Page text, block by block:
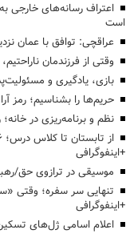
اعتراف رسانه‌های
است
عراقچی: توافق با عمان نزدیک است/
وقتی از فرزندمان
بازی، یادگیری و
حریم‌ها را بشناسیم؛ رمز
نظم و برنامه‌ریزی در خانه؛
+اینفوگرافی
موسیقی در ترازوی حق/
تنهایی سر سفره؛ وقتی
+اینفوگرافی
اعلام اسامی ژل‌های